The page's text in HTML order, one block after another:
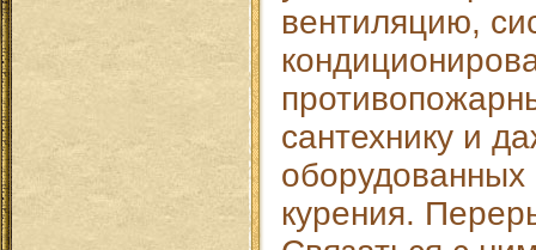
вентиляцию,
сантехнику и
оборудованных
курения.